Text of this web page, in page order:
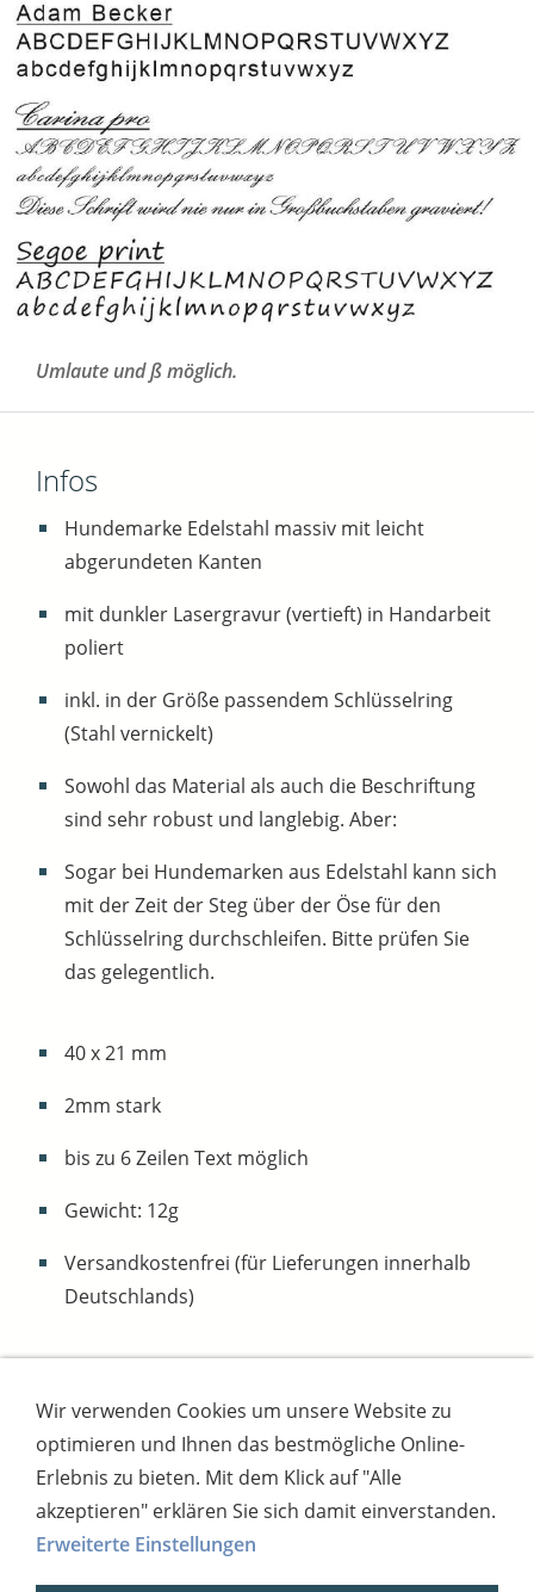
Umlaute und ß möglich.
Infos
Hundemarke Edelstahl massiv mit leicht
abgerundeten Kanten
mit dunkler Lasergravur (vertieft) in Handarbeit
poliert
inkl. in der Größe passendem Schlüsselring
(Stahl vernickelt)
Sowohl das Material als auch die Beschriftung
sind sehr robust und langlebig. Aber:
Sogar bei Hundemarken aus Edelstahl kann sich
mit der Zeit der Steg über der Öse für den
Schlüsselring durchschleifen. Bitte prüfen Sie
das gelegentlich.
40 x 21 mm
2mm stark
bis zu 6 Zeilen Text möglich
Gewicht: 12g
Versandkostenfrei (für Lieferungen innerhalb
Deutschlands)
Impressum AGB
Widerrufsbutton
Widerrufsrecht
Online-Streitschlichtung
Datenschutz
Versand
Bezahlsysteme
Kontakt
Disclaimer Versandtage Cookies
Bankverbindung: Consorsbank, Kt-Inhaber:
Wir verwenden Cookies um unsere Website zu
optimieren und Ihnen das bestmögliche Online-
Erlebnis zu bieten. Mit dem Klick auf "Alle
akzeptieren" erklären Sie sich damit einverstanden.
Erweiterte Einstellungen